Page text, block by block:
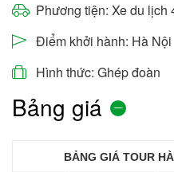
Phương tiện: Xe du lịch
Điểm khởi hành: Hà Nội
Hình thức: Ghép đoàn
Bảng giá
BẢNG GIÁ TOUR